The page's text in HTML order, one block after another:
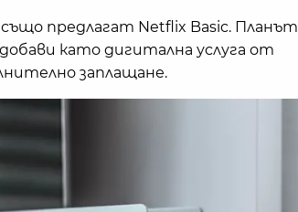
също предлагат Netflix Basic. Планът
като дигитална услуга от
заплащане.